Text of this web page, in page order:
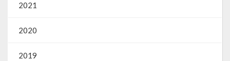
2021
2020
2019